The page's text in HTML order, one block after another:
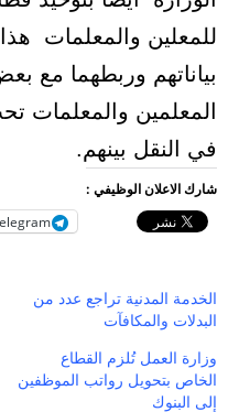
للمعلين والمعلمات
بياناتهم وربطهما مع
المعلمين والمعلمات
في النقل بينهم.
شارك الاعلان الوظيفي :
الخدمة المدنية تراجع عدد من
البدلات والمكافآت
وزارة العمل تُلزم القطاع
الخاص بتحويل رواتب الموظفين
إلى البنوك